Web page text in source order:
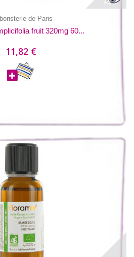
de Paris
fruit 320mg 60...
11,82 €